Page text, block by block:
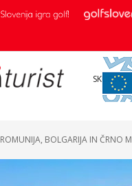
SKUPINE
ROMUNIJA, BOLGARIJA IN ČRNO